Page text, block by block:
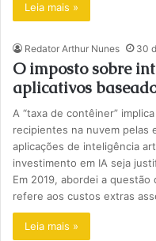
Leia mais »
Redator Arthur Nunes 30
O imposto sobre
aplicativos
A “taxa de contêiner”
recipientes na nuvem pelas
aplicações de inteligência
investimento em IA seja
Em 2019, abordei a
refere aos custos extras
Leia mais »